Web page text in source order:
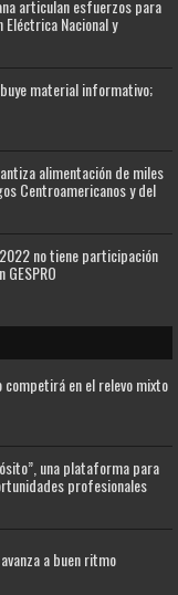
articulan esfuerzos para
Nacional y
material informativo;
alimentación de miles
Centroamericanos y del
no tiene participación
competirá en el relevo mixto
una plataforma para
profesionales
a buen ritmo